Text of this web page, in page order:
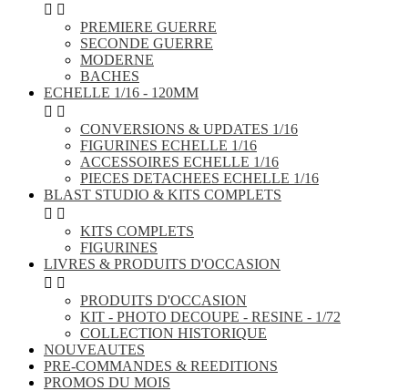
 
PREMIERE GUERRE
SECONDE GUERRE
MODERNE
BACHES
ECHELLE 1/16 - 120MM
 
CONVERSIONS & UPDATES 1/16
FIGURINES ECHELLE 1/16
ACCESSOIRES ECHELLE 1/16
PIECES DETACHEES ECHELLE 1/16
BLAST STUDIO & KITS COMPLETS
 
KITS COMPLETS
FIGURINES
LIVRES & PRODUITS D'OCCASION
 
PRODUITS D'OCCASION
KIT - PHOTO DECOUPE - RESINE - 1/72
COLLECTION HISTORIQUE
NOUVEAUTES
PRE-COMMANDES & REEDITIONS
PROMOS DU MOIS